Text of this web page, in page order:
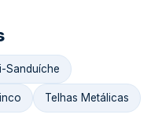
Sanduíche
Telhas Metálicas